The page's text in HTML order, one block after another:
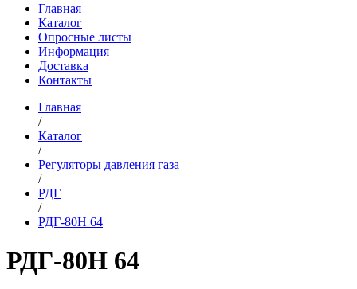
Главная
Каталог
Опросные листы
Информация
Доставка
Контакты
Главная
/
Каталог
/
Регуляторы давления газа
/
РДГ
/
РДГ-80Н 64
РДГ-80Н 64